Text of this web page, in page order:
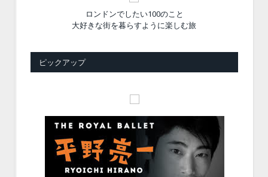
ロンドンでしたい100のこと
大好きな街を暮らすように楽しむ旅
ピックアップ